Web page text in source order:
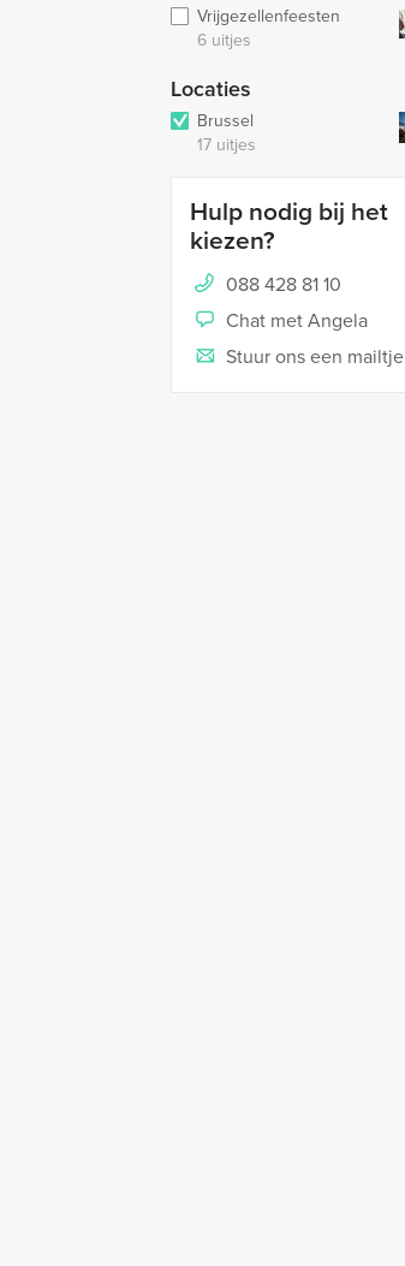
Vrijgezellenfeesten
6 uitjes
Locaties
Brussel
17 uitjes
Hulp nodig bij het
kiezen?
088 428 81 10
Chat met Angela
Stuur ons een mailtje